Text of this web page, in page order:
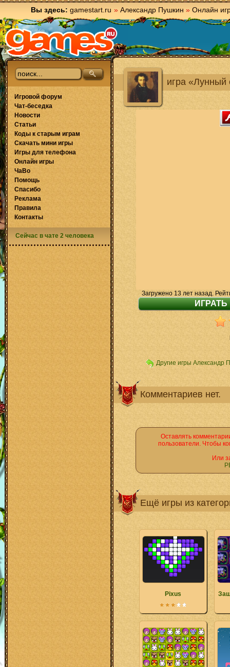
Вы здесь: gamestart.ru » Александр Пушкин » Онлайн
игра «Лунный
Загружено 13 лет назад.
Другие игры Александр
Комментариев нет.
Оставлять
пользователи. Чтобы
Или
Ещё игры из
Pixus
Игровой форум
Чат-беседка
Новости
Статьи
Коды к старым играм
Скачать мини игры
Игры для телефона
Онлайн игры
ЧаВо
Помощь
Спасибо
Реклама
Правила
Контакты
Сейчас в чате 2 человека